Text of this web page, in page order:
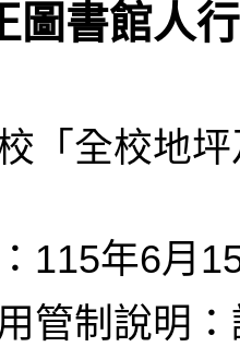
圖書館人
「全校地
115年6月
管制說明